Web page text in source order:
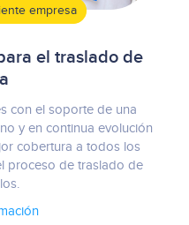
empresa
el traslado de
con el soporte de una
y en continua evolución
cobertura a todos los
proceso de traslado de